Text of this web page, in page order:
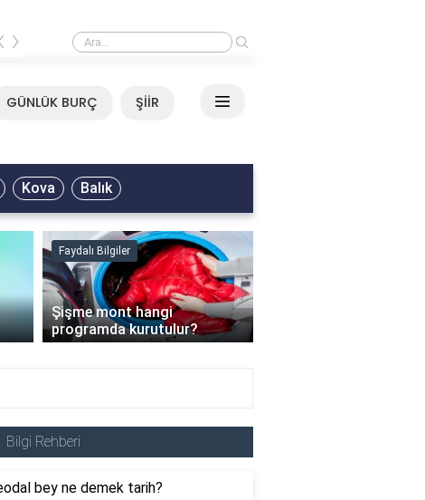
Mirkelam - Tavla Sözleri
›
GÜNLÜK BURÇ ŞİİR
Kova Balık
Faydalı Bilgiler
Şişme mont hangi
programda kurutulur?
›
Bilgi Rehberi
bey ne demek tarih?